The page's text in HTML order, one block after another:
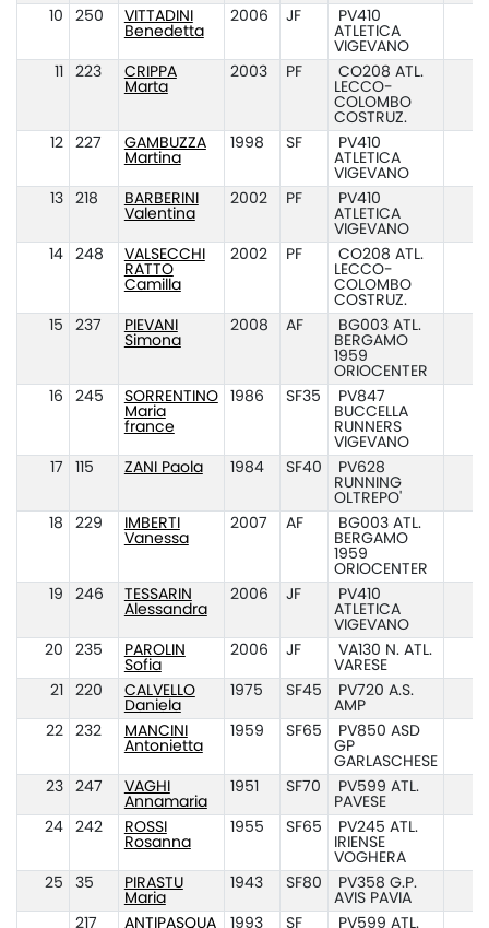
10
250
VITTADINI
Benedetta
2006 JF
PV410
ATLETICA
VIGEVANO
223
CRIPPA
Marta
2003 PF
CO208 ATL.
LECCO-
COLOMBO
COSTRUZ.
12
227
GAMBUZZA
Martina
1998 SF
PV410
ATLETICA
VIGEVANO
13
218
BARBERINI
Valentina
2002 PF
PV410
ATLETICA
VIGEVANO
14
248
VALSECCHI
RATTO
Camilla
2002 PF
CO208 ATL.
LECCO-
COLOMBO
COSTRUZ.
15
237
PIEVANI
Simona
2008 AF
BG003 ATL.
BERGAMO
1959
ORIOCENTER
16
245
SORRENTINO
Maria
france
1986 SF35
PV847
BUCCELLA
RUNNERS
VIGEVANO
17
115 ZANI Paola 1984 SF40
PV628
RUNNING
OLTREPO'
18 229
IMBERTI
Vanessa
2007 AF
BG003 ATL.
BERGAMO
1959
ORIOCENTER
19 246
TESSARIN
Alessandra
2006 JF
PV410
ATLETICA
VIGEVANO
20 235
PAROLIN
Sofia
2006 JF
VA130 N. ATL.
VARESE
21
220
CALVELLO
Daniela
1975 SF45
PV720 A.S.
AMP
22 232
MANCINI
Antonietta
1959 SF65
PV850 ASD
GP
GARLASCHESE
23 247
VAGHI
Annamaria
1951 SF70
PV599 ATL.
PAVESE
24 242
ROSSI
Rosanna
1955 SF65
PV245 ATL.
IRIENSE
VOGHERA
25
35
PIRASTU
Maria
1943 SF80
PV358 G.P.
AVIS PAVIA
217 ANTIPASQUA 1993 SF PV599 ATL.